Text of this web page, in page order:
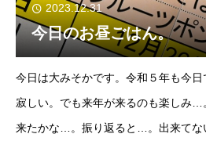
2023.12.31
今日のお昼ごはん。
今日は大みそかです。令和５年も今
寂しい。でも来年が来るのも楽しみ…
来たかな…。振り返ると…。出来てな